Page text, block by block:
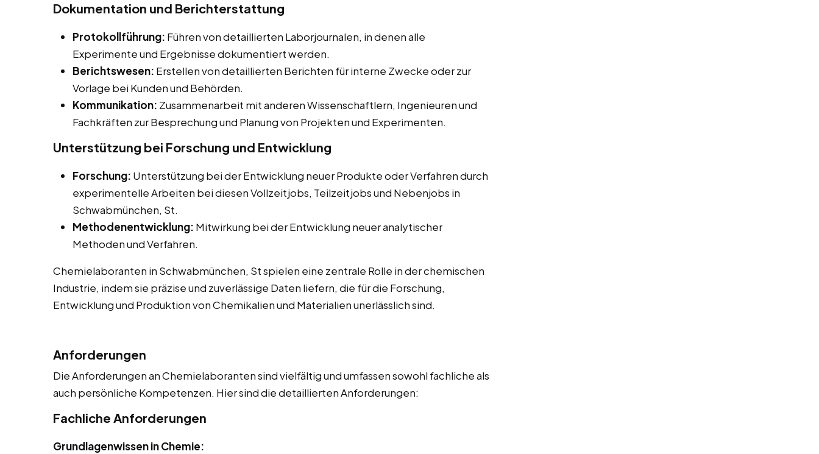
Dokumentation und Berichterstattung
Protokollführung: Führen von detaillierten Laborjournalen, in denen alle
Experimente und Ergebnisse dokumentiert werden.
Berichtswesen: Erstellen von detaillierten Berichten für interne Zwecke oder zur
Vorlage bei Kunden und Behörden.
Kommunikation: Zusammenarbeit mit anderen Wissenschaftlern, Ingenieuren und
Fachkräften zur Besprechung und Planung von Projekten und Experimenten.
Unterstützung bei Forschung und Entwicklung
Forschung: Unterstützung bei der Entwicklung neuer Produkte oder Verfahren durch
experimentelle Arbeiten bei diesen Vollzeitjobs, Teilzeitjobs und Nebenjobs in
Schwabmünchen, St.
Methodenentwicklung: Mitwirkung bei der Entwicklung neuer analytischer
Methoden und Verfahren.
Chemielaboranten in Schwabmünchen, St spielen eine zentrale Rolle in der chemischen
Industrie, indem sie präzise und zuverlässige Daten liefern, die für die Forschung,
Entwicklung und Produktion von Chemikalien und Materialien unerlässlich sind.
Anforderungen
Die Anforderungen an Chemielaboranten sind vielfältig und umfassen sowohl fachliche als
auch persönliche Kompetenzen. Hier sind die detaillierten Anforderungen:
Fachliche Anforderungen
Grundlagenwissen in Chemie: